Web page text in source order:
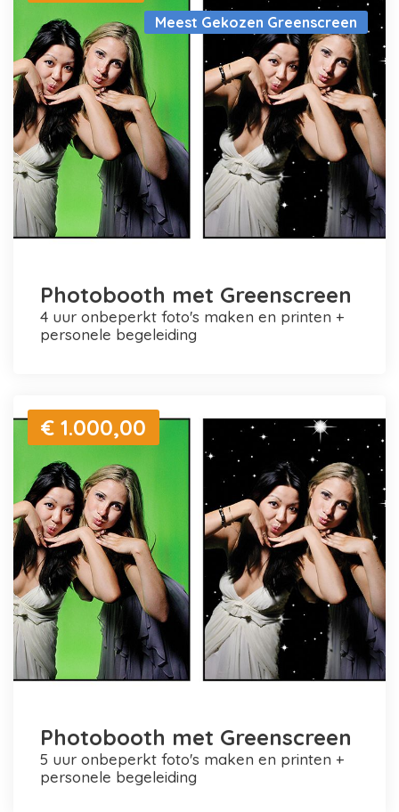
Meest Gekozen Greenscreen
Photobooth met Greenscreen
4 uur onbeperkt foto's maken en printen +
personele begeleiding
€ 1.000,00
Photobooth met Greenscreen
5 uur onbeperkt foto's maken en printen +
personele begeleiding